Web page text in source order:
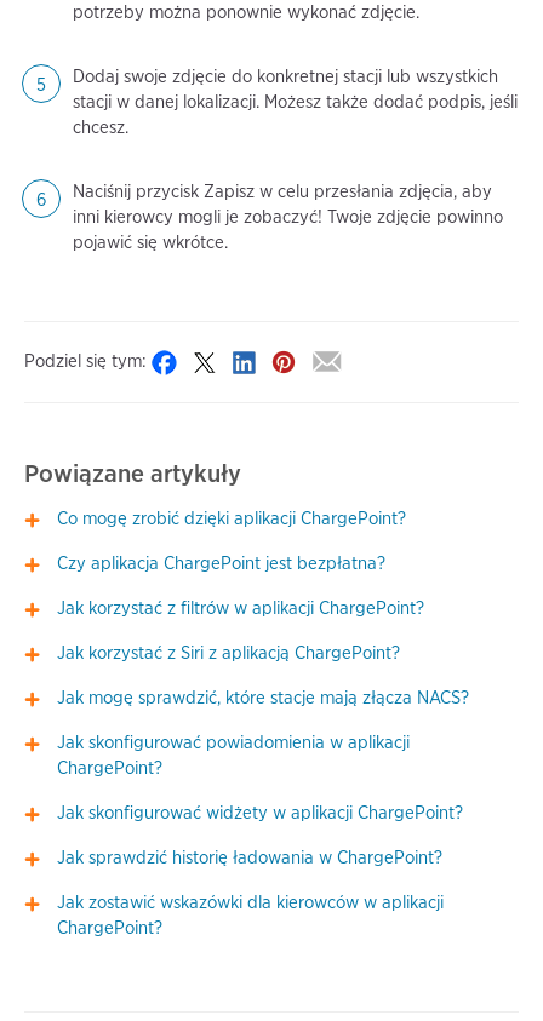
potrzeby można ponownie wykonać zdjęcie.
Dodaj swoje zdjęcie do konkretnej stacji lub wszystkich
stacji w danej lokalizacji. Możesz także dodać podpis, jeśli
chcesz.
Naciśnij przycisk Zapisz w celu przesłania zdjęcia, aby
inni kierowcy mogli je zobaczyć! Twoje zdjęcie powinno
pojawić się wkrótce.
Podziel się tym:
Powiązane artykuły
Co mogę zrobić dzięki aplikacji ChargePoint?
Czy aplikacja ChargePoint jest bezpłatna?
Jak korzystać z filtrów w aplikacji ChargePoint?
Jak korzystać z Siri z aplikacją ChargePoint?
Jak mogę sprawdzić, które stacje mają złącza NACS?
Jak skonfigurować powiadomienia w aplikacji
ChargePoint?
Jak skonfigurować widżety w aplikacji ChargePoint?
Jak sprawdzić historię ładowania w ChargePoint?
Jak zostawić wskazówki dla kierowców w aplikacji
ChargePoint?